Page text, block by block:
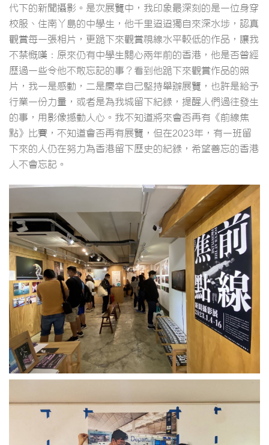
代下的新聞攝影。是次展覽中，我印象最深刻的是一位身穿
校服、住南丫島的中學生，他千里迢迢獨自來深水埗，認真
觀賞每一張相片，更跪下來觀賞視線水平較低的作品，讓我
不禁慨嘆：原來仍有中學生關心兩年前的香港，他是否曾經
歷過一些令他不敢忘記的事？看到他跪下來觀賞作品的照
片，我一是感動，二是慶幸自己堅持舉辦展覽，也許是給予
行業一份力量，或者是為我城留下紀錄，提醒人們過往發生
的事，用影像撼動人心。我不知道將來會否再有《前線焦
點》比賽，不知道會否再有展覽，但在2023年，有一班留
下來的人仍在努力為香港留下歷史的紀錄，希望善忘的香港
人不會忘記。